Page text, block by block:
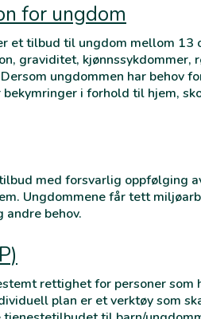
for ungdom
et tilbud til ungdom mellom 13
graviditet, kjønnssykdommer,
ungdommen har behov
i forhold til hjem,
med forsvarlig oppfølging
Ungdommene får tett
behov.
rettighet for personer som
plan er et verktøy som